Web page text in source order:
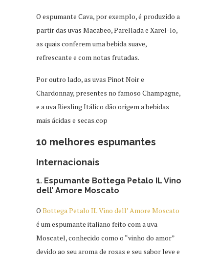
O espumante Cava, por exemplo, é produzido a
partir das uvas Macabeo, Parellada e Xarel-lo,
as quais conferem uma bebida suave,
refrescante e com notas frutadas.
Por outro lado, as uvas Pinot Noir e
Chardonnay, presentes no famoso Champagne,
e a uva Riesling Itálico dão origem a bebidas
mais ácidas e secas.cop
10 melhores espumantes
Internacionais
1. Espumante Bottega Petalo IL Vino
dell’ Amore Moscato
O Bottega Petalo IL Vino dell’ Amore Moscato
é um espumante italiano feito com a uva
Moscatel, conhecido como o “vinho do amor”
devido ao seu aroma de rosas e seu sabor leve e